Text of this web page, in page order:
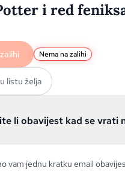
i red
Nema na zalihi
listu želja
li obavijest kad se vrati
vam jednu kratku email